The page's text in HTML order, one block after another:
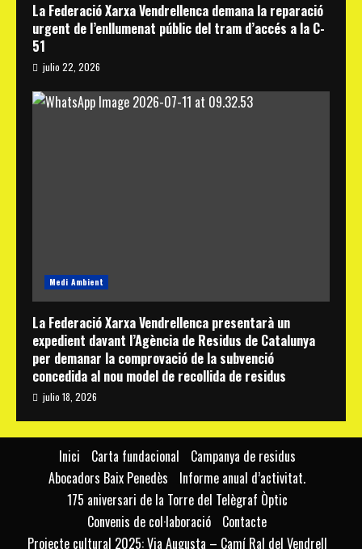
La Federació Xarxa Vendrellenca demana la reparació
urgent de l’enllumenat públic del tram d’accés a la C-
51
julio 22, 2026
Medi Ambient
La Federació Xarxa Vendrellenca presentarà un
expedient davant l’Agència de Residus de Catalunya
per demanar la comprovació de la subvenció
concedida al nou model de recollida de residus
julio 18, 2026
Inici Carta fundacional
Campanya de residus
Abocadors Baix Penedès
Informe anual d’activitat.
175 aniversari de la Torre del Telègraf Òptic
Convenis de col·laboració
Contacte
Projecte cultural 2025: Via Augusta – Camí Ral del Vendrell